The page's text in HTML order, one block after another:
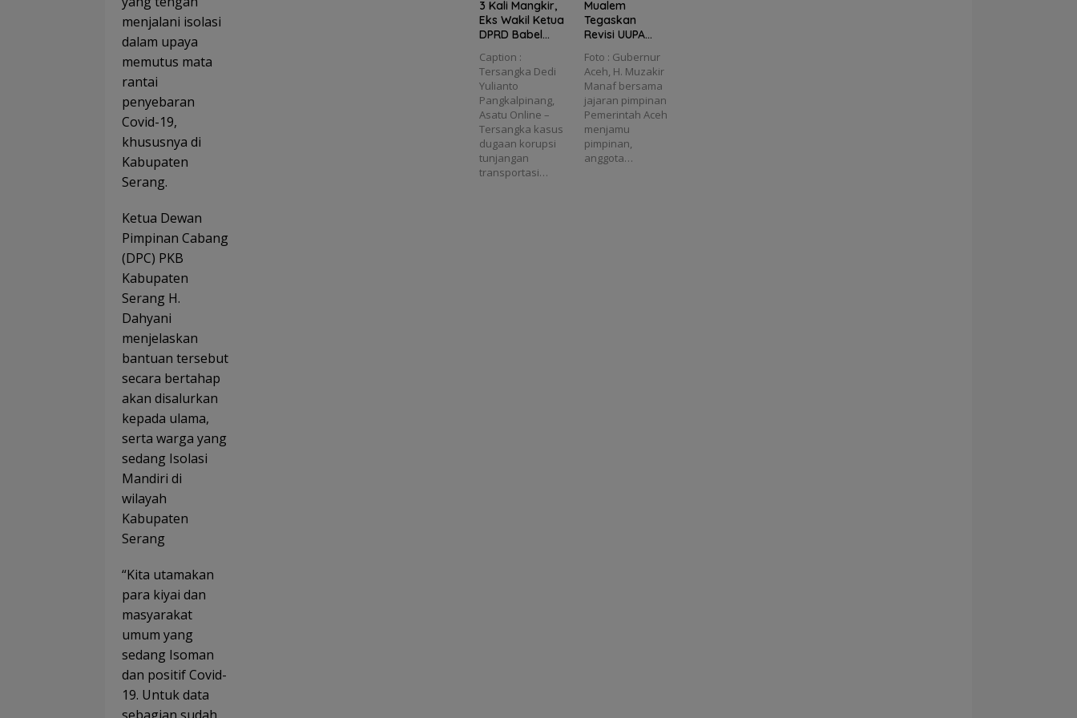
menjalani isolasi
dalam upaya
memutus mata
rantai
penyebaran
Covid-19,
khususnya di
Kabupaten
Serang.
Ketua Dewan
Pimpinan Cabang
(DPC) PKB
Kabupaten
Serang H.
Dahyani
menjelaskan
bantuan tersebut
secara bertahap
akan disalurkan
kepada ulama,
serta warga yang
sedang Isolasi
Mandiri di
wilayah
Kabupaten
Serang
“Kita utamakan
para kiyai dan
masyarakat
umum yang
sedang Isoman
dan positif Covid-
19. Untuk data
3 Kali Mangkir,
Eks Wakil Ketua
DPRD Babel
Diusulkan
Masuk DPO
Caption :
Tersangka Dedi
Yulianto
Pangkalpinang,
Asatu Online –
Tersangka kasus
dugaan korupsi
tunjangan
transportasi…
Mualem
Tegaskan
Revisi UUPA
Penting untuk
Masa Depan
Aceh
Foto : Gubernur
Aceh, H. Muzakir
Manaf bersama
jajaran pimpinan
Pemerintah Aceh
menjamu
pimpinan,
anggota…